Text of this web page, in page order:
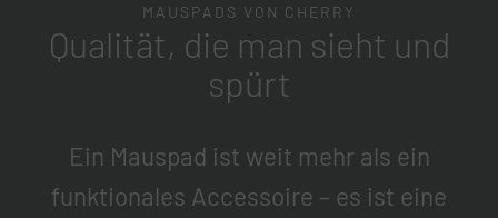
MAUSPADS VON CHERRY
Qualität, die man sieht und
spürt
Ein Mauspad ist weit mehr als ein
funktionales Accessoire – es ist eine